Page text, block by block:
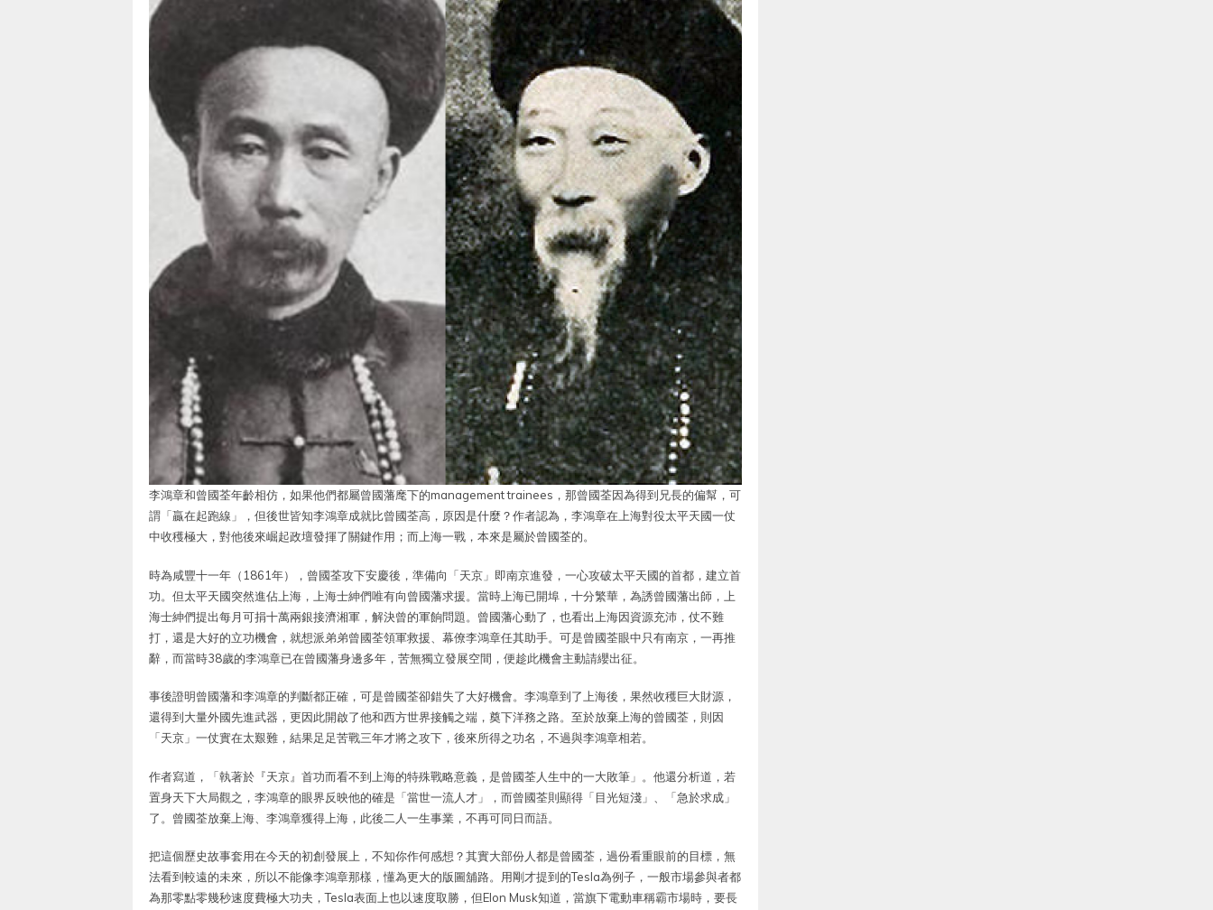
李鴻章和曾國荃年齡相仿，如果他們都屬曾國藩麾下的management trainees，那曾國荃因為得到兄長的偏幫，可
謂「贏在起跑線」，但後世皆知李鴻章成就比曾國荃高，原因是什麼？作者認為，李鴻章在上海對役太平天國一仗
中收穫極大，對他後來崛起政壇發揮了關鍵作用；而上海一戰，本來是屬於曾國荃的。
時為咸豐十一年（1861年），曾國荃攻下安慶後，準備向「天京」即南京進發，一心攻破太平天國的首都，建立首
功。但太平天國突然進佔上海，上海士紳們唯有向曾國藩求援。當時上海已開埠，十分繁華，為誘曾國藩出師，上
海士紳們提出每月可捐十萬兩銀接濟湘軍，解決曾的軍餉問題。曾國藩心動了，也看出上海因資源充沛，仗不難
打，還是大好的立功機會，就想派弟弟曾國荃領軍救援、幕僚李鴻章任其助手。可是曾國荃眼中只有南京，一再推
辭，而當時38歲的李鴻章已在曾國藩身邊多年，苦無獨立發展空間，便趁此機會主動請纓出征。
事後證明曾國藩和李鴻章的判斷都正確，可是曾國荃卻錯失了大好機會。李鴻章到了上海後，果然收穫巨大財源，
還得到大量外國先進武器，更因此開啟了他和西方世界接觸之端，奠下洋務之路。至於放棄上海的曾國荃，則因
「天京」一仗實在太艱難，結果足足苦戰三年才將之攻下，後來所得之功名，不過與李鴻章相若。
作者寫道，「執著於『天京』首功而看不到上海的特殊戰略意義，是曾國荃人生中的一大敗筆」。他還分析道，若
置身天下大局觀之，李鴻章的眼界反映他的確是「當世一流人才」，而曾國荃則顯得「目光短淺」、「急於求成」
了。曾國荃放棄上海、李鴻章獲得上海，此後二人一生事業，不再可同日而語。
把這個歷史故事套用在今天的初創發展上，不知你作何感想？其實大部份人都是曾國荃，過份看重眼前的目標，無
法看到較遠的未來，所以不能像李鴻章那樣，懂為更大的版圖舖路。用剛才提到的Tesla為例子，一般市場參與者都
為那零點零幾秒速度費極大功夫，Tesla表面上也以速度取勝，但Elon Musk知道，當旗下電動車稱霸市場時，要長